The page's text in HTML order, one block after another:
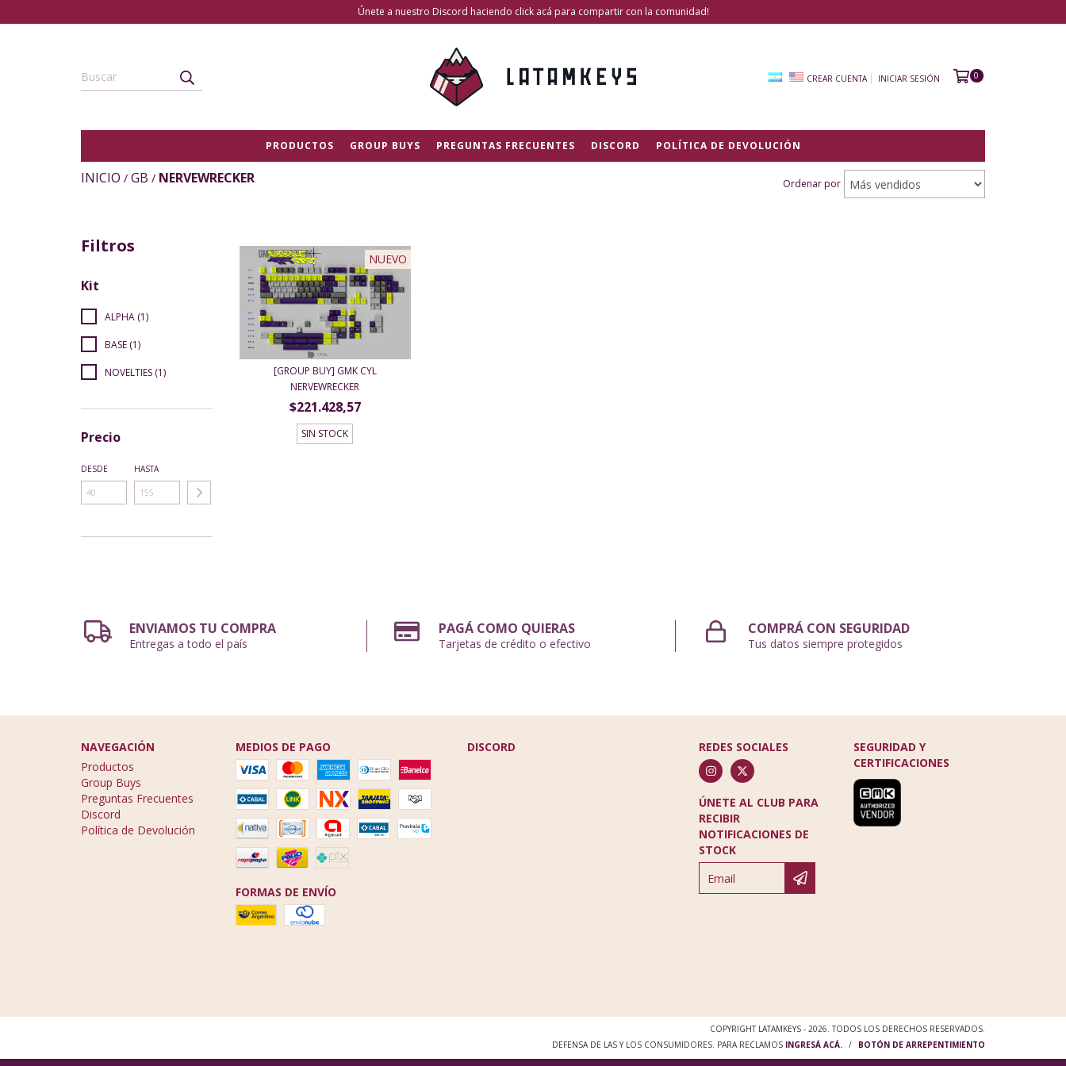
Únete a nuestro Discord haciendo click acá para compartir con la comunidad!
CREAR CUENTA INICIAR SESIÓN 0
PRODUCTOS GROUP BUYS PREGUNTAS FRECUENTES DISCORD POLÍTICA DE DEVOLUCIÓN
INICIO / GB / NERVEWRECKER Ordenar por
Filtros
Kit
ALPHA (1)
BASE (1)
NOVELTIES (1)
Precio
DESDE HASTA
NUEVO
[GROUP BUY] GMK CYL
NERVEWRECKER
$221.428,57
SIN STOCK
ENVIAMOS TU COMPRA
Entregas a todo el país
PAGÁ COMO QUIERAS
Tarjetas de crédito o efectivo
COMPRÁ CON SEGURIDAD
Tus datos siempre protegidos
NAVEGACIÓN
Productos
Group Buys
Preguntas Frecuentes
Discord
Política de Devolución
MEDIOS DE PAGO
FORMAS DE ENVÍO
DISCORD REDES SOCIALES
ÚNETE AL CLUB PARA
RECIBIR
NOTIFICACIONES DE
STOCK
SEGURIDAD Y
CERTIFICACIONES
COPYRIGHT LATAMKEYS - 2026. TODOS LOS DERECHOS RESERVADOS.
DEFENSA DE LAS Y LOS CONSUMIDORES. PARA RECLAMOS INGRESÁ ACÁ. / BOTÓN DE ARREPENTIMIENTO